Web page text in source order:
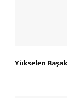
Yükselen